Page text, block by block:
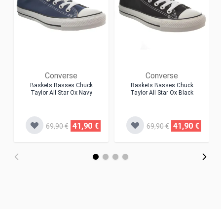
Converse
Baskets Basses Chuck
Taylor All Star Ox Navy
69,90 € 41,90 €
Converse
Baskets Basses Chuck
Taylor All Star Ox Black
69,90 € 41,90 €